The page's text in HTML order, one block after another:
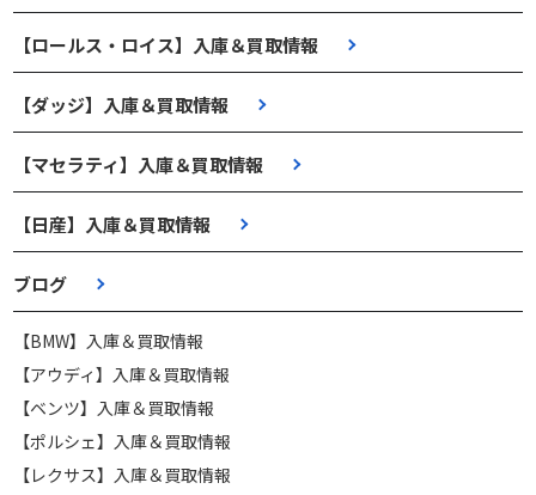
【ロールス・ロイス】入庫＆買取情報
【ダッジ】入庫＆買取情報
【マセラティ】入庫＆買取情報
【日産】入庫＆買取情報
ブログ
【BMW】入庫＆買取情報
【アウディ】入庫＆買取情報
【ベンツ】入庫＆買取情報
【ポルシェ】入庫＆買取情報
【レクサス】入庫＆買取情報